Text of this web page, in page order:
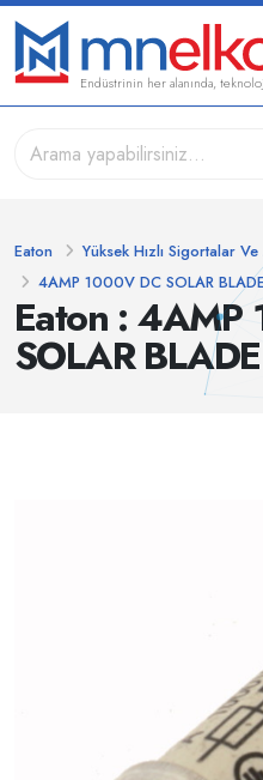
Endüstrinin her alanında,
Eaton : 4AMP
SOLAR
Eaton
Yüksek Hızlı Sigortalar
4AMP 1000V DC SOLAR